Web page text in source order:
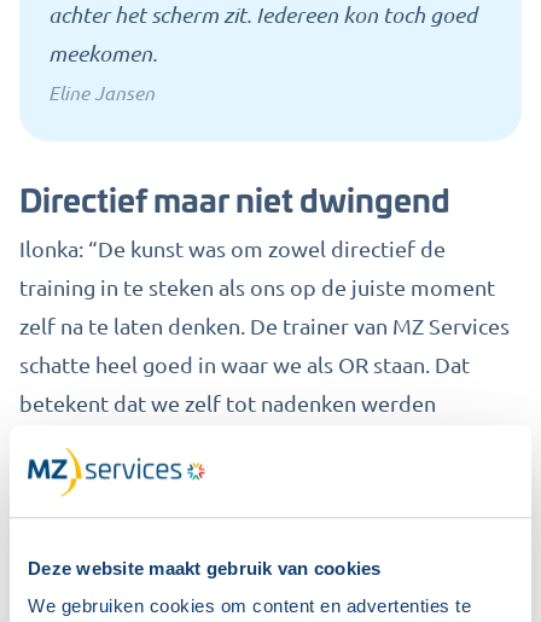
Deze website maakt gebruik van cookies
We gebruiken cookies om content en advertenties te
achter het scherm zit. Iedereen kon toch goed
meekomen.
Eline Jansen
Directiefmaar niet dwingend
Ilonka: “De kunstwas om zowel directief de
training in te steken als ons op de juiste moment
zelf na te laten denken . De trainer van MZ Services
schatte heel goed in waar we als OR staan. Dat
betekent dat we zelf tot nadenken werden
aangezet en dat ze
aanpakken.”
“Ze heeft onsop een natuurlijke manierin de mal
van de OR gestopt . Door verschillende
veelvoorkomende valkuilen van de OR voor te